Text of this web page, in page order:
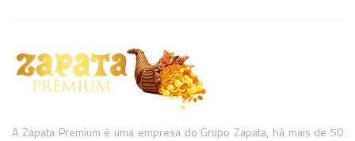
A Zapata Premium é uma empresa do Grupo Zapata, há mais de 50